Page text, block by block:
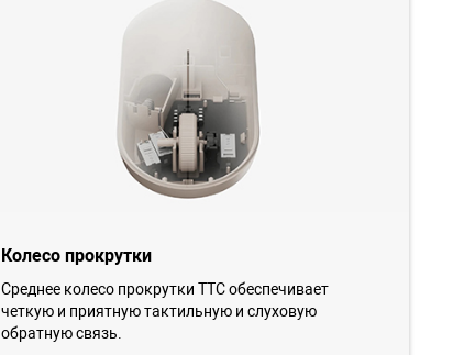
Колесо прокрутки
Среднее колесо прокрутки TTC обеспечивает
четкую и приятную тактильную и слуховую
обратную связь.